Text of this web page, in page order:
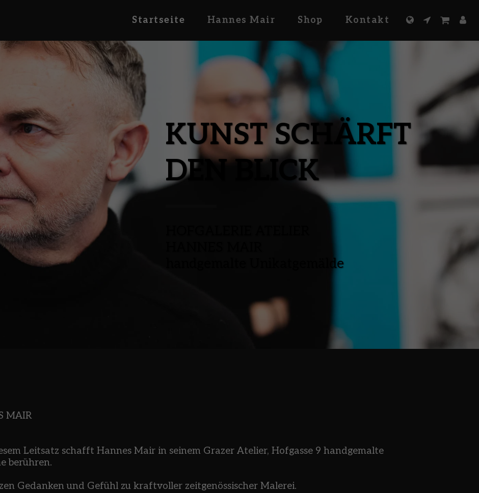
Startseite Hannes Mair Shop Kontakt
KUNST SCHÄRFT
DEN BLICK
handgemalte Unikatgemälde
MAIR
Leitsatz schafft Hannes Mair in seinem Grazer Atelier, Hofgasse 9 handgemalte
berühren.
Gedanken und Gefühl zu kraftvoller zeitgenössischer Malerei.